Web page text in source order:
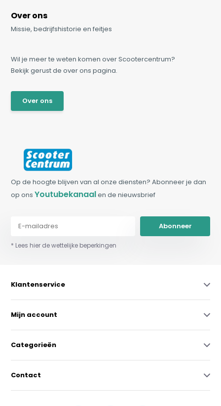
Over ons
Missie, bedrijfshistorie en feitjes
Wil je meer te weten komen over Scootercentrum?
Bekijk gerust de over ons pagina.
Over ons
Op de hoogte blijven van al onze diensten? Abonneer je dan
op onsYoutubekanaalen de nieuwsbrief
Abonneer
* Lees hier de wettelijke beperkingen
Klantenservice
Mijn account
Categorieën
Contact